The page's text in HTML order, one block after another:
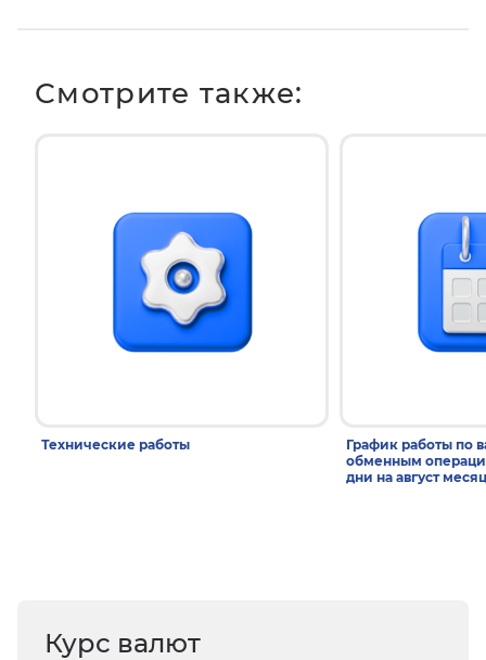
Смотрите также:
Технические работы
График работы по
обменным
дни на август месяц
Курс валют